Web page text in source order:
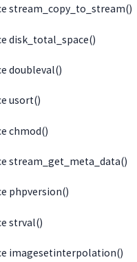
stream_copy_to_stream()
disk_total_space()
doubleval()
usort()
chmod()
stream_get_meta_data()
phpversion()
strval()
imagesetinterpolation()